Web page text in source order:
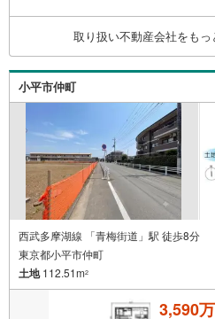
～19:00 この時間はお電
5.お子様連れでおこしくだ
オムツ替えベッド、アン
ります。ご見学ご希望の方
る（無料）をボタンからご
取り扱い不動産会社をもっ
小平市仲町
西武多摩湖線 「青梅街道」駅 徒歩8分
東京都小平市仲町
土地112.51m2
3,590